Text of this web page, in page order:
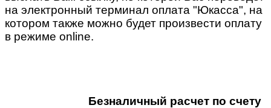
на электронный терминал оплата "Юкасса", на
котором также можно будет произвести оплату
в режиме online.
Безналичный расчет по счету